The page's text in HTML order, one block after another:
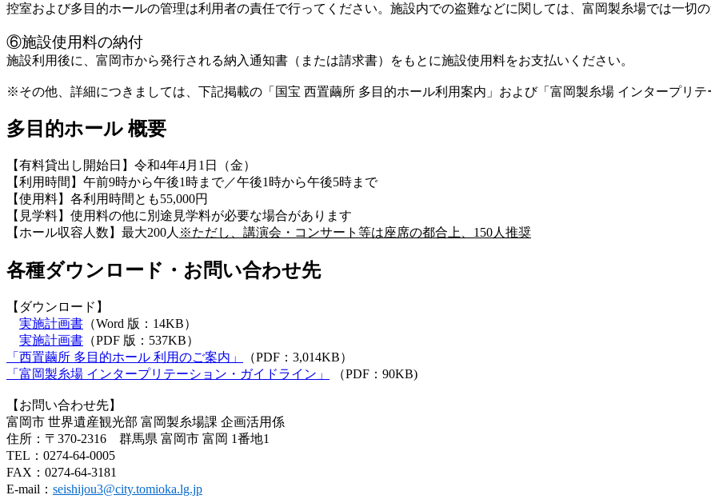
控室および多目的ホールの管理は利用者の責任で行ってください。施設内での盗難などに関しては、富岡製糸場では一切の
⑥施設使用料の納付
施設利用後に、富岡市から発行される納入通知書（または請求書）をもとに施設使用料をお支払いください。
※その他、詳細につきましては、下記掲載の「国宝 西置繭所 多目的ホール利用案内」および「富岡製糸場 インタープリテ
多目的ホール 概要
【有料貸出し開始日】令和4年4月1日（金）
【利用時間】午前9時から午後1時まで／午後1時から午後5時まで
【使用料】各利用時間とも55,000円
【見学料】使用料の他に別途見学料が必要な場合があります
【ホール収容人数】最大200人 ※ただし、講演会・コンサート等は座席の都合上、150人推奨
各種ダウンロード・お問い合わせ先
【ダウンロード】
実施計画書 （Word 版：14KB）
実施計画書 （PDF 版：537KB）
「西置繭所 多目的ホール 利用のご案内」
（PDF：3,014KB）
「富岡製糸場 インタープリテーション・ガイドライン」
（PDF：90KB)
【お問い合わせ先】
富岡市 世界遺産観光部 富岡製糸場課 企画活用係
住所：〒370-2316 群馬県 富岡市 富岡 1番地1
TEL：0274-64-0005
FAX：0274-64-3181
E-mail： seishijou3@city.tomioka.lg.jp